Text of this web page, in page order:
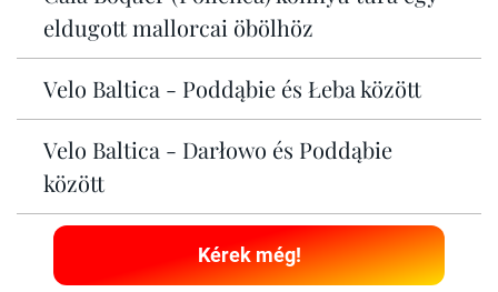
eldugott mallorcai öbölhöz
Velo Baltica - Poddąbie és Łeba között
Velo Baltica - Darłowo és Poddąbie
között
Kérek még!